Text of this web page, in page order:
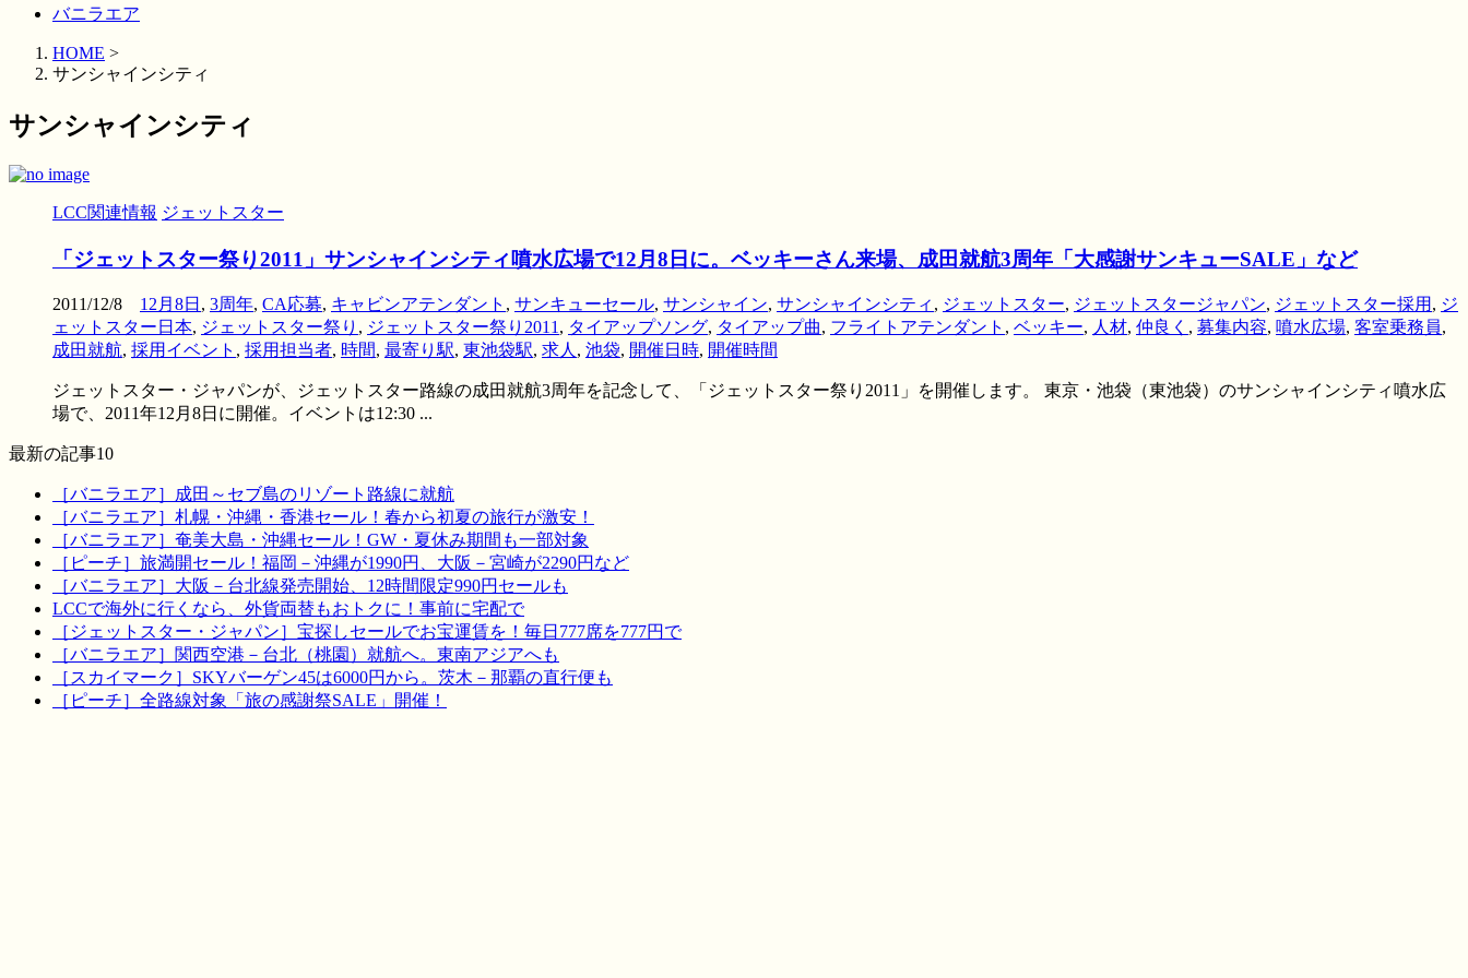
バニラエア
HOME >
サンシャインシティ
サンシャインシティ
LCC関連情報 ジェットスター
「ジェットスター祭り2011」サンシャインシティ噴水広場で12月8日に。ベッキーさん来場、成田就航3周年「大感謝サンキューSALE」など
2011/12/8 12月8日 , 3周年, CA応募, キャビンアテンダント , サンキューセール, サンシャイン, サンシャインシティ , ジェットスター, ジェットスタージャパン, ジェットスター採用 , ジ
ェットスター日本, ジェットスター祭り , ジェットスター祭り2011 , タイアップソング, タイアップ曲, フライトアテンダント , ベッキー, 人材, 仲良く , 募集内容, 噴水広場, 客室乗務員,
成田就航, 採用イベント , 採用担当者, 時間, 最寄り駅, 東池袋駅, 求人 , 池袋, 開催日時, 開催時間
ジェットスター・ジャパンが、ジェットスター路線の成田就航3周年を記念して、「ジェットスター祭り2011」を開催します。 東京・池袋（東池袋）のサンシャインシティ噴水広
場で、2011年12月8日に開催。イベントは12:30 ...
最新の記事10
［バニラエア］成田～セブ島のリゾート路線に就航
［バニラエア］札幌・沖縄・香港セール！春から初夏の旅行が激安！
［バニラエア］奄美大島・沖縄セール！GW・夏休み期間も一部対象
［ピーチ］旅満開セール！福岡－沖縄が1990円、大阪－宮崎が2290円など
［バニラエア］大阪－台北線発売開始、12時間限定990円セールも
LCCで海外に行くなら、外貨両替もおトクに！事前に宅配で
［ジェットスター・ジャパン］宝探しセールでお宝運賃を！毎日777席を777円で
［バニラエア］関西空港－台北（桃園）就航へ。東南アジアへも
［スカイマーク］SKYバーゲン45は6000円から。茨木－那覇の直行便も
［ピーチ］全路線対象「旅の感謝祭SALE」開催！